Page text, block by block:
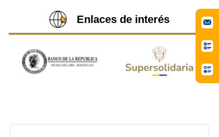
Enlaces de interés